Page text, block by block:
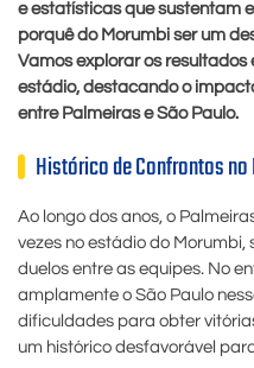
e estatísticas que sustentam
porquê do Morumbi ser um
Vamos explorar os resultados
estádio, destacando o
entre Palmeiras e São Paulo.
Histórico de Confrontos
Ao longo dos anos, o
vezes no estádio do
duelos entre as equipes. No
amplamente o São Paulo
dificuldades para obter
um histórico desfavorável